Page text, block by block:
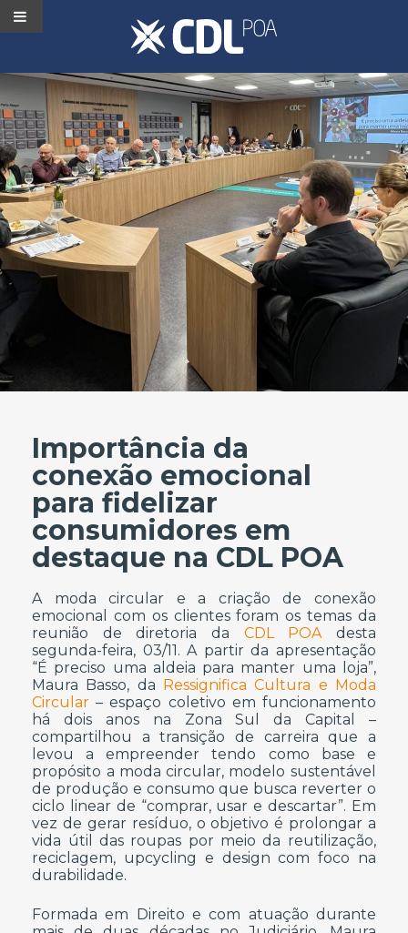
Importância da
conexão emocional
para fidelizar
consumidores em
destaque na CDL POA
A moda circular e a criação de conexão
emocional com os clientes foram os temas da
reunião de diretoria da CDL POA desta
segunda-feira, 03/11. A partir da apresentação
“É preciso uma aldeia para manter uma loja”,
Maura Basso, da Ressignifica Cultura e Moda
Circular – espaço coletivo em funcionamento
há dois anos na Zona Sul da Capital –
compartilhou a transição de carreira que a
levou a empreender tendo como base e
propósito a moda circular, modelo sustentável
de produção e consumo que busca reverter o
ciclo linear de “comprar, usar e descartar”. Em
vez de gerar resíduo, o objetivo é prolongar a
vida útil das roupas por meio da reutilização,
reciclagem, upcycling e design com foco na
durabilidade.
Formada em Direito e com atuação durante